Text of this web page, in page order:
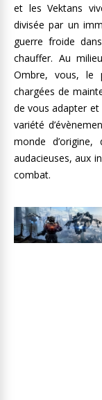
et les Vektans
divisée par un
guerre froide
chauffer. Au
Ombre, vous, le
chargées de
de vous adapter
variété
monde
audacieuses, aux
combat.